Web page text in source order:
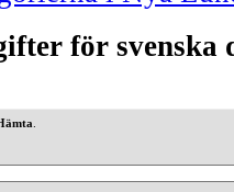
för svenska